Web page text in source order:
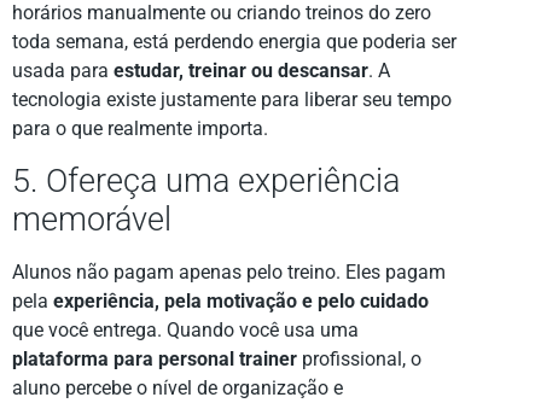
horários manualmente ou criando treinos do zero
toda semana, está perdendo energia que poderia ser
usada para estudar, treinar ou descansar. A
tecnologia existe justamente para liberar seu tempo
para o que realmente importa.
5. Ofereça uma experiência
memorável
Alunos não pagam apenas pelo treino. Eles pagam
pela experiência, pela motivação e pelo cuidado
que você entrega. Quando você usa uma
plataforma para personal trainer profissional, o
aluno percebe o nível de organização e